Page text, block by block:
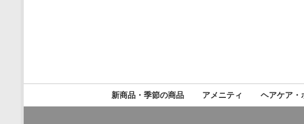
新商品・季節の商品 アメニティ ヘアケア・